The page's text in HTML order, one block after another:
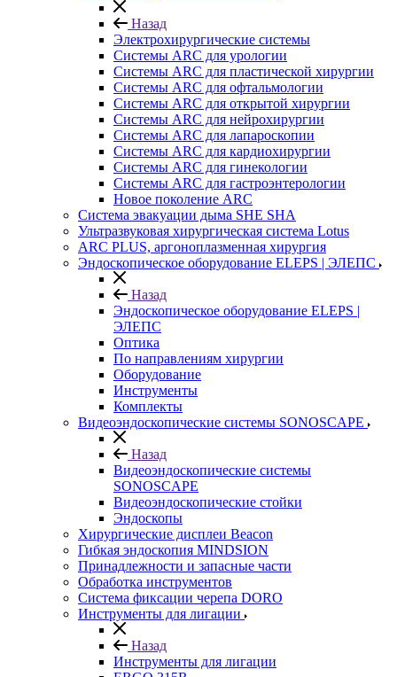
Назад
Электрохирургические системы
Системы ARC для урологии
Системы ARC для пластической хирургии
Системы ARC для офтальмологии
Системы ARC для открытой хирургии
Системы ARC для нейрохирургии
Системы ARC для лапароскопии
Системы ARC для кардиохирургии
Системы ARC для гинекологии
Системы ARC для гастроэнтерологии
Новое поколение ARC
Система эвакуации дыма SHE SHA
Ультразвуковая хирургическая система Lotus
ARC PLUS, аргоноплазменная хирургия
Эндоскопическое оборудование ELEPS | ЭЛЕПС
Назад
Эндоскопическое оборудование ELEPS |
ЭЛЕПС
Оптика
По направлениям хирургии
Оборудование
Инструменты
Комплекты
Видеоэндоскопические системы SONOSCAPE
Назад
Видеоэндоскопические системы
SONOSCAPE
Видеоэндоскопические стойки
Эндоскопы
Хирургические дисплеи Beacon
Гибкая эндоскопия MINDSION
Принадлежности и запасные части
Обработка инструментов
Система фиксации черепа DORO
Инструменты для лигации
Назад
Инструменты для лигации